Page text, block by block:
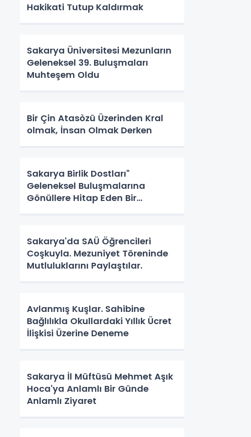
Hakikati Tutup Kaldırmak
Sakarya Üniversitesi Mezunların
Geleneksel 39. Buluşmaları
Muhteşem Oldu
Bir Çin Atasòzü Üzerinden Kral
olmak, İnsan Olmak Derken
Sakarya Birlik Dostları"
Geleneksel Buluşmalarına
Gönüllere Hitap Eden Bir
Sakarya'da SAÜ Öğrencileri
Coşkuyla. Mezuniyet Töreninde
Mutluluklarını Paylaştılar.
Avlanmış Kuşlar. Sahibine
Bağlılıkla Okullardaki Yıllık Ücret
İlişkisi Üzerine Deneme
Sakarya İl Müftüsü Mehmet Aşık
Hoca'ya Anlamlı Bir Günde
Anlamlı Ziyaret